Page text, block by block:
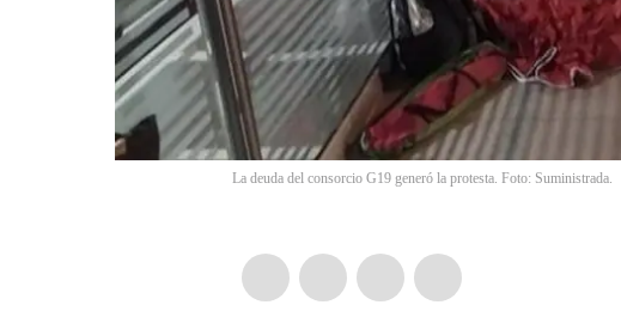
La deuda del consorcio G19 generó la protesta. Foto: Suministrada.